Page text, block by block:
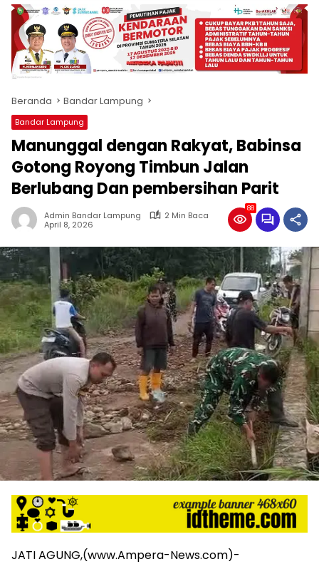
produk
antara
lain
mampu
menjadi
komunikasi
usaha
(beriklan),
fokus
pada
pemberitaan
nasional
maupun
international,
lokal
dan
dinamis,
memiliki
kisaran
harga
iklan
yang
relatif
lebih
murah
dari
Koran
maupun
media
siber
lainnya,
desain
Koran
dan
media
Beranda Bandar Lampung
Bandar Lampung
Manunggal dengan Rakyat, Babinsa
Gotong Royong Timbun Jalan
Berlubang Dan pembersihan Parit
Admin Bandar Lampung
2 Min Baca
April 8, 2026
88
JATI AGUNG,(www.Ampera-News.com)-